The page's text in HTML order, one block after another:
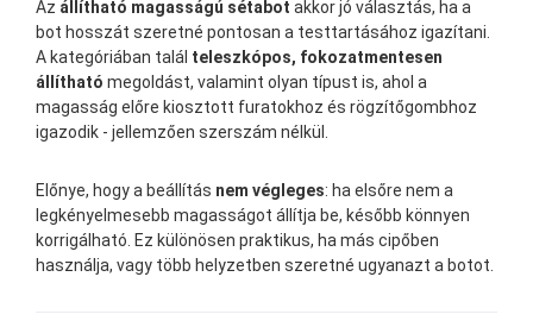
Az állítható magasságú sétabot akkor jó választás, ha a
bot hosszát szeretné pontosan a testtartásához igazítani.
A kategóriában talál teleszkópos, fokozatmentesen
állítható megoldást, valamint olyan típust is, ahol a
magasság előre kiosztott furatokhoz és rögzítőgombhoz
igazodik - jellemzően szerszám nélkül.
Előnye, hogy a beállítás nem végleges: ha elsőre nem a
legkényelmesebb magasságot állítja be, később könnyen
korrigálható. Ez különösen praktikus, ha más cipőben
használja, vagy több helyzetben szeretné ugyanazt a botot.